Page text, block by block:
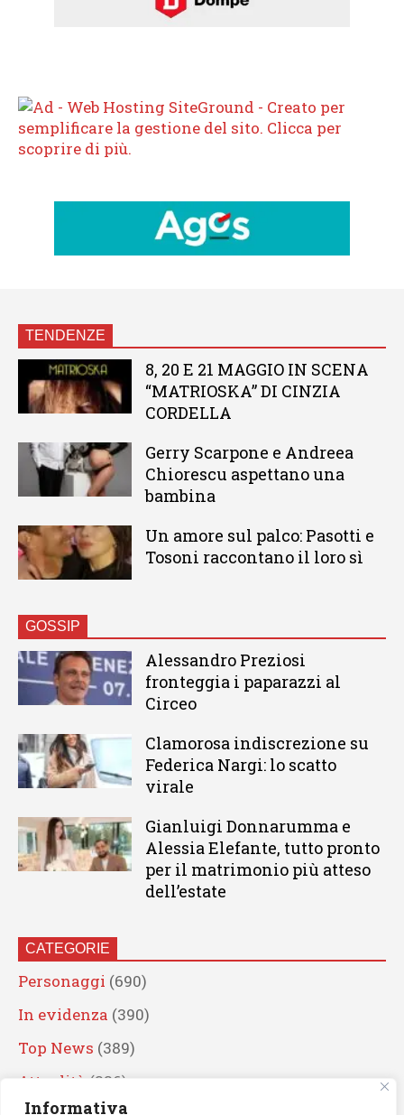
Informativa
TENDENZE
8, 20 E 21 MAGGIO IN SCENA
“MATRIOSKA” DI CINZIA
CORDELLA
Gerry Scarpone e Andreea
Chiorescu aspettano una
bambina
Un amore sul palco: Pasotti e
Tosoni raccontano il loro sì
GOSSIP
Alessandro Preziosi
fronteggia i paparazzi al
Circeo
Clamorosa indiscrezione su
Federica Nargi: lo scatto
virale
Gianluigi Donnarumma e
Alessia Elefante, tutto pronto
per il matrimonio più atteso
dell’estate
CATEGORIE
Personaggi (690)
In evidenza (390)
Top News (389)
Attualità (336)